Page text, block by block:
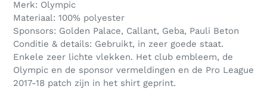
Merk: Olympic
Materiaal: 100% polyester
Sponsors: Golden Palace, Callant, Geba, Pauli Beton
Conditie & details: Gebruikt, in zeer goede staat.
Enkele zeer lichte vlekken. Het club embleem, de
Olympic en de sponsor vermeldingen en de Pro League
2017-18 patch zijn in het shirt geprint.